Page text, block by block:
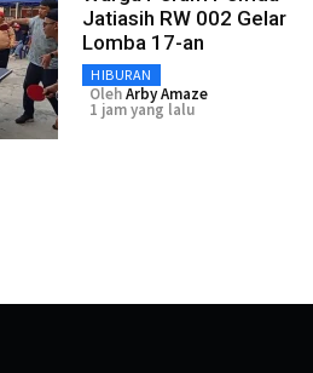
Jatiasih RW 002 Gelar
Lomba 17-an
HIBURAN
OlehArby Amaze
1 jam yang lalu